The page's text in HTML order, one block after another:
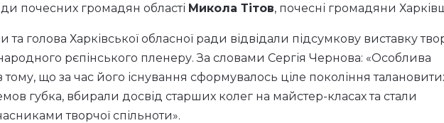
почесних громадян області Микола Тітов, почесні громадяни
голова Харківської обласної ради відвідали підсумкову виставку
рєпінського пленеру. За словами Сергія Чернова: «Особлива
тому, що за час його існування сформувалось ціле покоління
губка, вбирали досвід старших колег на майстер-класах та стали
творчої спільноти».